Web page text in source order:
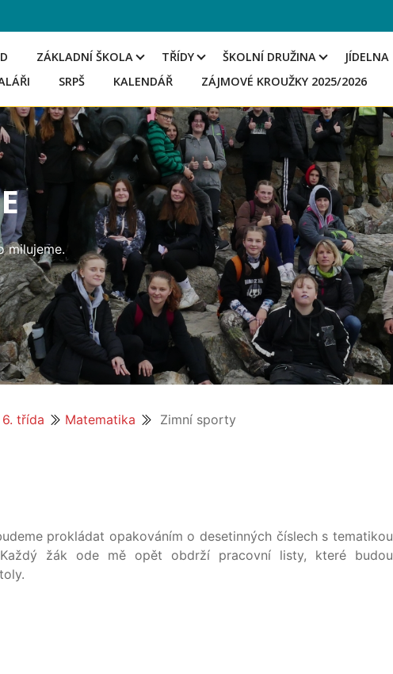
ZÁKLADNÍ ŠKOLA TŘÍDY ŠKOLNÍ DRUŽINA JÍDELNA
SRPŠ KALENDÁŘ ZÁJMOVÉ KROUŽKY 2025/2026
milujeme.
6. třída Matematika Zimní sporty
prokládat opakováním o desetinných číslech s tematikou
žák ode mě opět obdrží pracovní listy, které budou